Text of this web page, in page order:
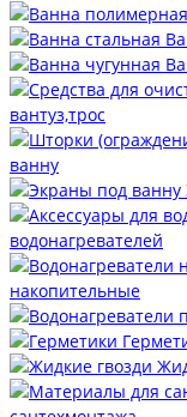
вантуз,трос
ванну
водонагревателей
накопительные